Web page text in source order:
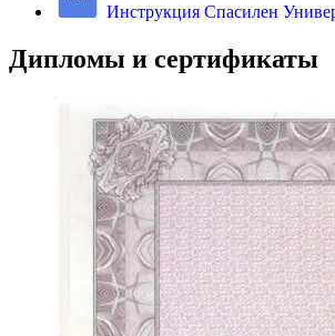
Инструкция Спасилен
Дипломы и сертификаты